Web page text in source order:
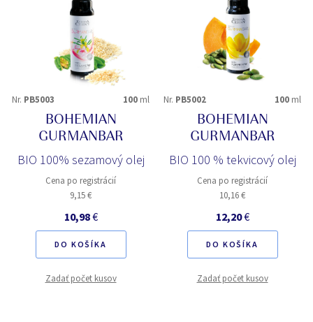
Nr. PB5003 100 ml
BOHEMIAN
GURMANBAR
BIO 100% sezamový olej
Cena po registrácií
9,15 €
10,98€
DO KOŠÍKA
Zadať počet kusov
Nr. PB5002 100 ml
BOHEMIAN
GURMANBAR
BIO 100 % tekvicový olej
Cena po registrácií
10,16 €
12,20€
DO KOŠÍKA
Zadať počet kusov